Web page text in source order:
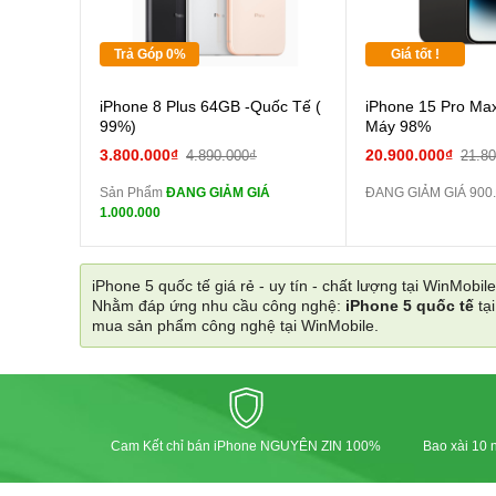
Trả Góp 0%
Tặng
Cường lực 10D full
màn
tai nghe iPhone 6S
Pin dự phòng và
các Phụ Kiện Khác
iPhone 8 Plus 64GB -Quốc Tế (
99%)
3.800.000₫ 4.890.000₫
Sản Phẩm ĐANG GIẢM GIÁ
1.000.000
Giá tốt !
iPhone 15 Pro
Máy 98%
20.900.000₫
ĐANG GIẢM GIÁ
iPhone 5 quốc tế giá rẻ - uy tín - chất lượng tại WinMobile.
Nhằm đáp ứng nhu cầu công nghệ: iPhone 5 quốc tế tại
mua sản phẩm công nghệ tại WinMobile.
Cam Kết chỉ bán iPhone NGUYÊN ZIN 100%
Bao xài 10